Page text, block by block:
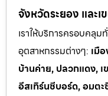
จังหวัดระยอง และ
เราให้บริการครอบคลุม
อุตสาหกรรมต่างๆ: เมื
บ้านค่าย, ปลวกแดง, เ
อีสเทิร์นซีบอร์ด, อมต